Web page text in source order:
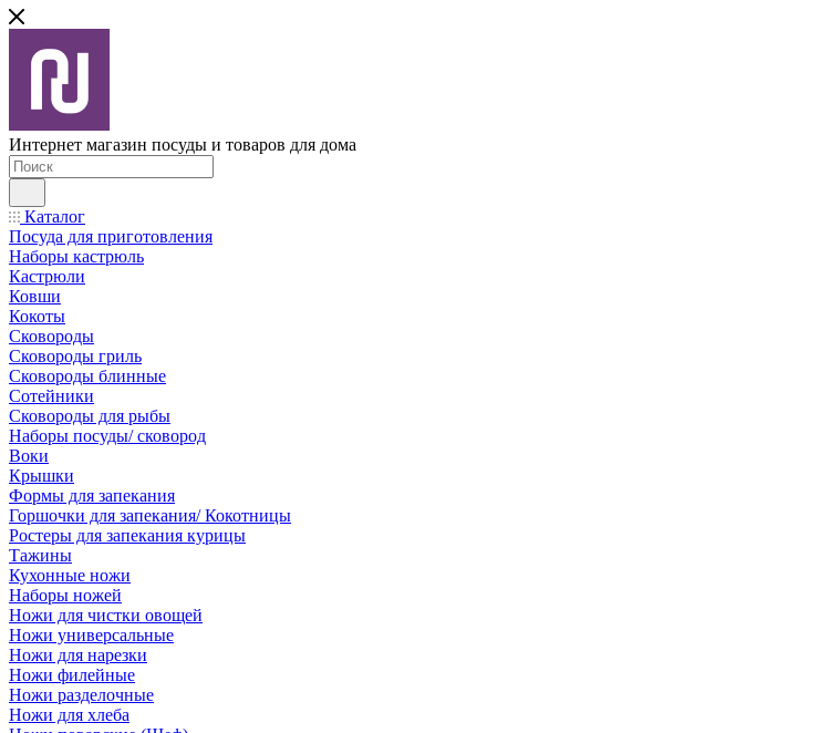
Интернет магазин посуды и товаров для дома
Каталог
Посуда для приготовления
Наборы кастрюль
Кастрюли
Ковши
Кокоты
Сковороды
Сковороды гриль
Сковороды блинные
Сотейники
Сковороды для рыбы
Наборы посуды/ сковород
Воки
Крышки
Формы для запекания
Горшочки для запекания/ Кокотницы
Ростеры для запекания курицы
Тажины
Кухонные ножи
Наборы ножей
Ножи для чистки овощей
Ножи универсальные
Ножи для нарезки
Ножи филейные
Ножи разделочные
Ножи для хлеба